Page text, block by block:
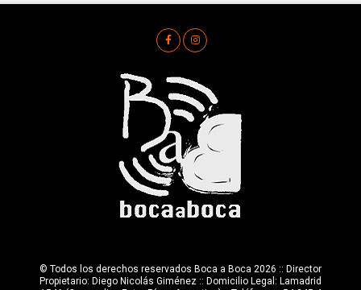
© Todos los derechos reservados Boca a Boca 2026 :: Director
Propietario: Diego Nicolás Giménez :: Domicilio Legal: Lamadrid